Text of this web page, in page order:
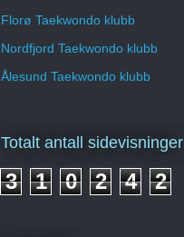
Florø Taekwondo klubb
Nordfjord Taekwondo klubb
Ålesund Taekwondo klubb
Totalt antall sidevisninger
3 1 0 2 4 2